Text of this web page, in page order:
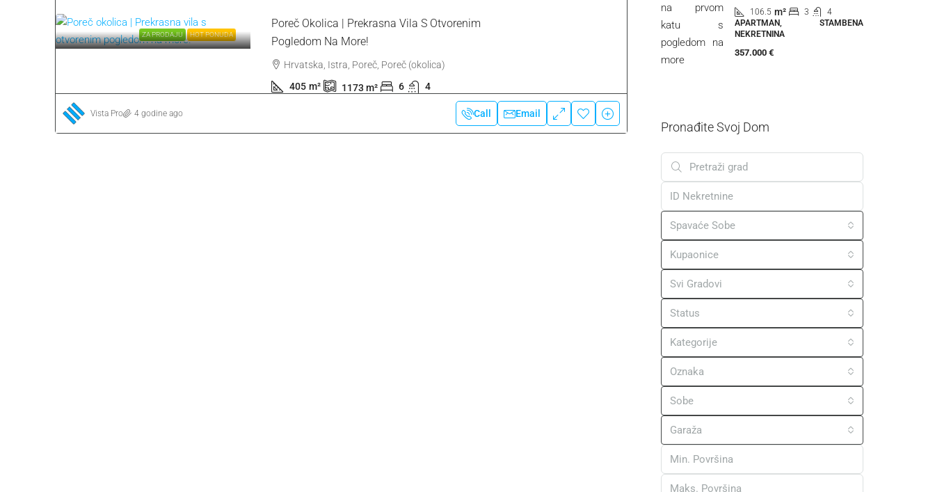
ZA PRODAJU HOT PONUDA
Poreč Okolica | Prekrasna Vila S Otvorenim
Pogledom Na More!
Hrvatska, Istra, Poreč, Poreč (okolica)
405 m² 1173m² 6 4
Vista Pro 4 godine ago Call Email
106.5 m² 3
4
APARTMAN, STAMBENA
NEKRETNINA
357.000 €
Pronađite Svoj Dom
Spavaće Sobe
Kupaonice
Svi Gradovi
Status
Kategorije
Oznaka
Sobe
Garaža